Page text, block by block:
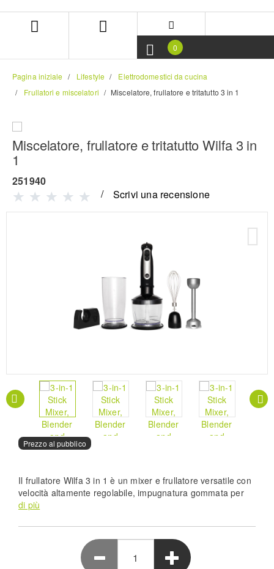
contenuto
0
Pagina iniziale Lifestyle
Elettrodomestici da cucina
Frullatori e miscelatori
Miscelatore, frullatore e tritatutto 3 in 1
Miscelatore, frullatore e tritatutto Wilfa 3 in
1
251940
Scrivi una recensione
Prezzo al pubblico
Il frullatore Wilfa 3 in 1 è un mixer e frullatore versatile con
velocità altamente regolabile, impugnatura gommata per
una facile manipolazione e motore da 700 W. Perfetto per
di più